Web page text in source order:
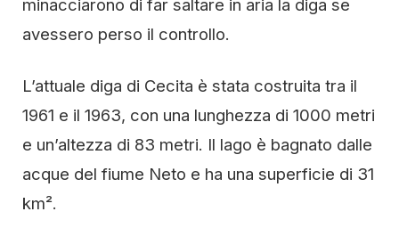
minacciarono di far saltare in aria la diga se
avessero perso il controllo.
L’attuale diga di Cecita è stata costruita tra il
1961 e il 1963, con una lunghezza di 1000 metri
e un’altezza di 83 metri. Il lago è bagnato dalle
acque del fiume Neto e ha una superficie di 31
km².